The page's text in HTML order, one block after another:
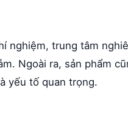
nghiệm, trung tâm
Ngoài ra, sản phẩm
yếu tố quan trọng.